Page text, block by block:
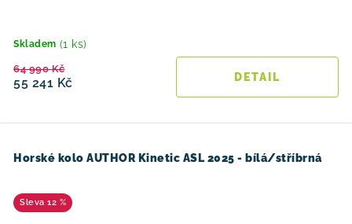
Skladem (1 ks)
55 241 Kč
64 990 Kč
Horské kolo AUTHOR Kinetic ASL 2025 - bílá/stříbrná
12 %